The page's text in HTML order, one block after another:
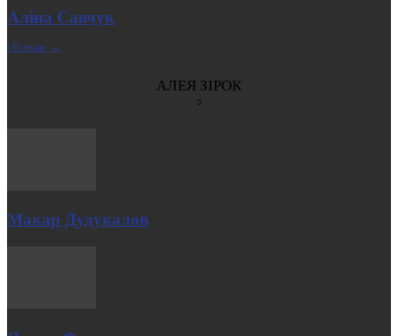
Аліна Савчук
| Більше →
АЛЕЯ ЗІРОК
Макар Дудукалов